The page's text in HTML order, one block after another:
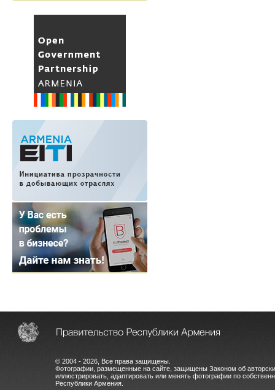
© 2004 - 2026, Все права защищены.
Фотографии, размещенные на сайте, защищены Законом об
иллюстрировать, адаптировать или менять фотографии по
Республики Армения.